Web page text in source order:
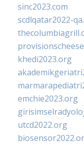
sinc2023.com
scdlqatar2022-
khedi2023.org
emchie2023.org
utcd2022.org